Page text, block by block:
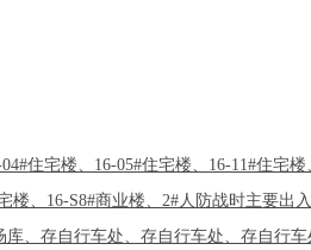
住宅楼、16-05#住宅楼、16-11#住宅
、16-S8#商业楼、2#人防战时主要出
库、存自行车处、存自行车处、存自行